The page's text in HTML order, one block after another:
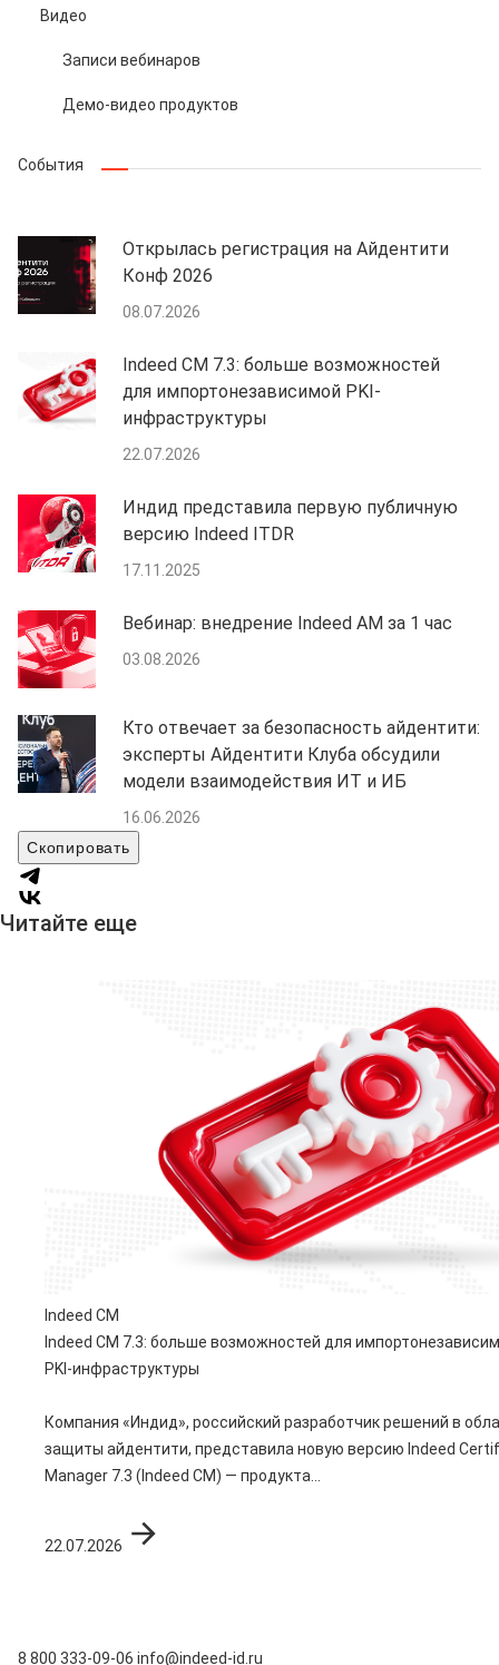
Видео
Записи вебинаров
Демо-видео продуктов
События
Открылась регистрация на Айдентити
Конф 2026
08.07.2026
Indeed CM 7.3: больше возможностей
для импортонезависимой PKI-
инфраструктуры
22.07.2026
Индид представила первую публичную
версию Indeed ITDR
17.11.2025
Вебинар: внедрение Indeed AM за 1 час
03.08.2026
Кто отвечает за безопасность айдентити:
эксперты Айдентити Клуба обсудили
модели взаимодействия ИТ и ИБ
16.06.2026
Скопировать
Читайте еще
Indeed CM
Indeed CM 7.3: больше возможностей для
PKI-инфраструктуры
Компания «Индид», российский разработчик решений в
защиты айдентити, представила новую версию Indeed
Manager 7.3 (Indeed CM) — продукта...
22.07.2026
8 800 333-09-06 info@indeed-id.ru